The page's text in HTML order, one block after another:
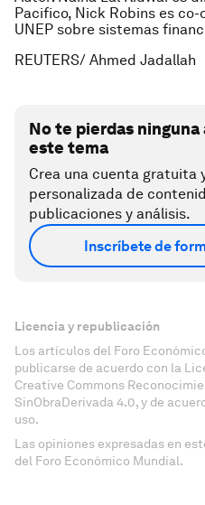
Pacifico, Nick Robins es
UNEP sobre sistemas
REUTERS/ Ahmed Jadallah
No te pierdas
este tema
Crea una cuenta gratuita
personalizada de
publicaciones y análisis.
Inscríbete de
Licencia y republicación
Los artículos del Foro
publicarse de acuerdo con la
Creative Commons
SinObraDerivada 4.0, y de
uso.
Las opiniones expresadas en
del Foro Económico Mundial.